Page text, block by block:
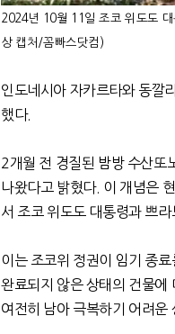
2024년 10월 11일 조코 위도도
상 캡처/꼼빠스닷컴)
인도네시아 자카르타와 동깔
했다.
2개월 전 경질된 밤방 수산또
나왔다고 밝혔다. 이 개념은
서 조코 위도도 대통령과 쁘
이는 조코위 정권이 임기 종
완료되지 않은 상태의 건물에
여전히 남아 극복하기 어려운